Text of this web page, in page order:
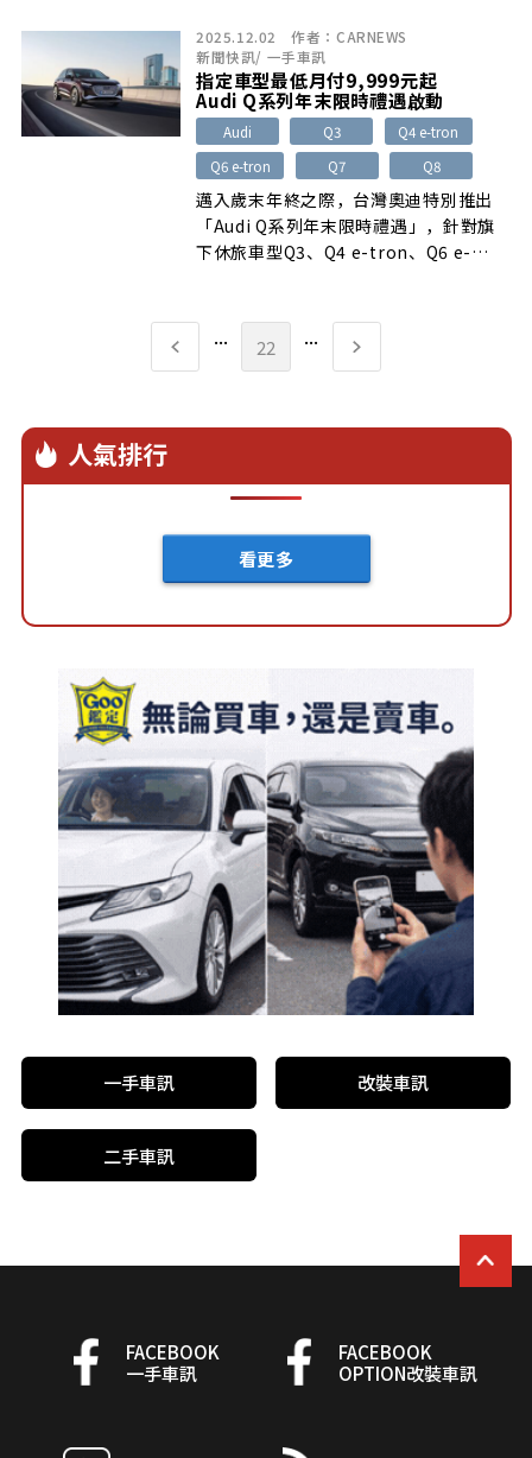
航力最高達642公里，Turbo車型更擁有
峰值850 kW（1,156 PS）的誇張輸出與
2.5秒完成0-100 km/h的加速能力，成
為保時捷史上最強量產車。
2025.12.02 作者： CARNEWS
新聞快訊/ 一手車訊
指定車型最低月付9,999元起
Audi Q系列年末限時禮遇啟動
Audi Q3
Q4 e-tron
Q6 e-tron
Q7 Q8
邁入歲末年終之際，台灣奧迪特別推出
「Audi Q系列年末限時禮遇」，針對旗
下休旅車型Q3、Q4 e-tron、Q6 e-
活的方式入主屬意新車。Audi Q系列橫
跨入門豪華、家庭實用到旗艦性能級距，
主以更安心的方式開啟四環豪華旅程。
... 22 ...
人氣排行
看更多
一手車訊 改裝車訊
二手車訊
FACEBOOK
一手車訊
FACEBOOK
OPTION改裝車訊